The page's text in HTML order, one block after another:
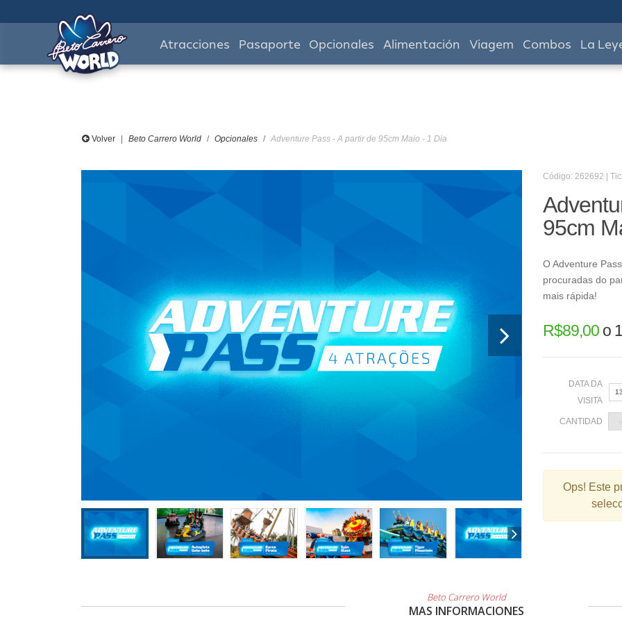
Atracciones Pasaporte Opcionales Alimentación Viagem Combos La
Volver Beto Carrero World Opcionales Adventure Pass - A partir de 95cm Maio - 1 Dia
Código: 262692 |
95cm
O Adventure
procuradas do
mais rápida!
R$89,00o
DATA DA
VISITA
2
9
CANTIDAD
Ops! Este
Beto Carrero World
MAS INFORMACIONES